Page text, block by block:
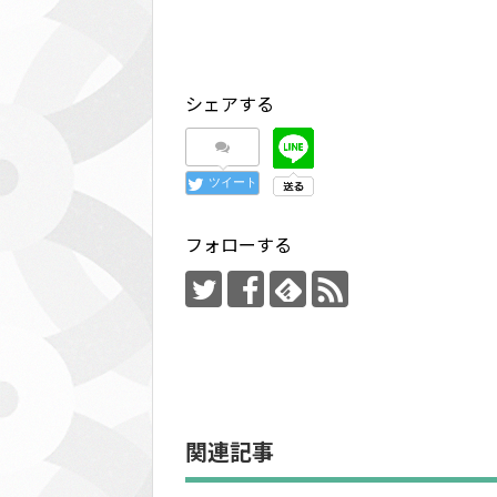
シェアする
ツイート
フォローする
関連記事